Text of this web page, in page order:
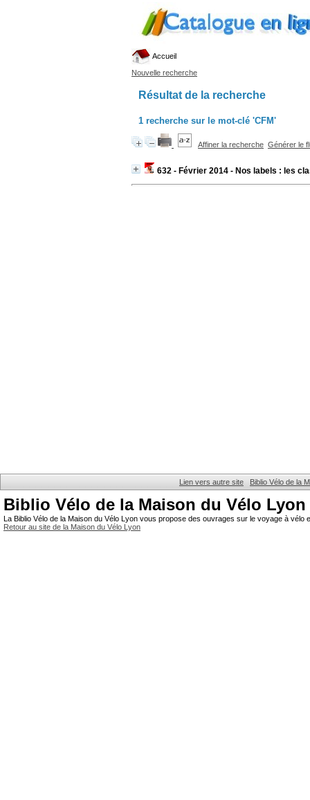
Accueil
Nouvelle recherche
Résultat de la recherche
1 recherche sur le mot-clé 'CFM'
Affiner la recherche Générer le
632 - Février 2014 - Nos labels : les
Lien vers autre site Biblio Vélo de la
Biblio Vélo de la Maison du Vélo Lyon
La Biblio Vélo de la Maison du Vélo Lyon vous propose des ouvrages sur le voyage à
Retour au site de la Maison du Vélo Lyon